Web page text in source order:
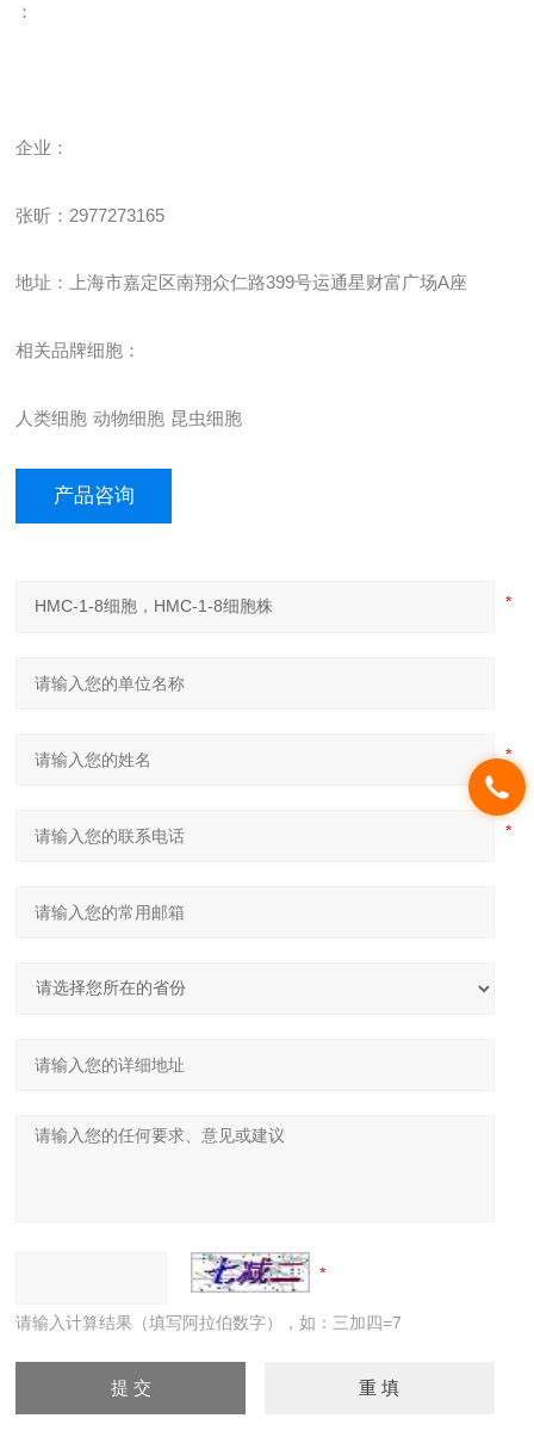
：
企业 ：
张昕： 2977273165
地址：上海市嘉定区南翔众仁路399号运通星财富广场A座
相关品牌细胞：
人类细胞 动物细胞 昆虫细胞
产品咨询
请输入计算结果（填写阿拉伯数字），如：三加四=7